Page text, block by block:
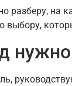
разберу, на
выбору,